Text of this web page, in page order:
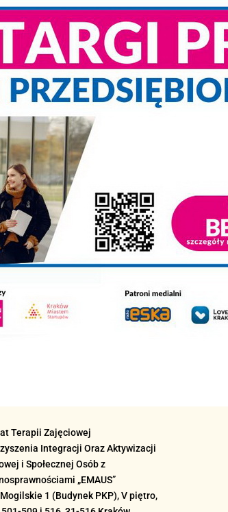
Terapii Zajęciowej
Integracji Oraz Aktywizacji
i Społecznej Osób z
„EMAUS”
1 (Budynek PKP), V piętro,